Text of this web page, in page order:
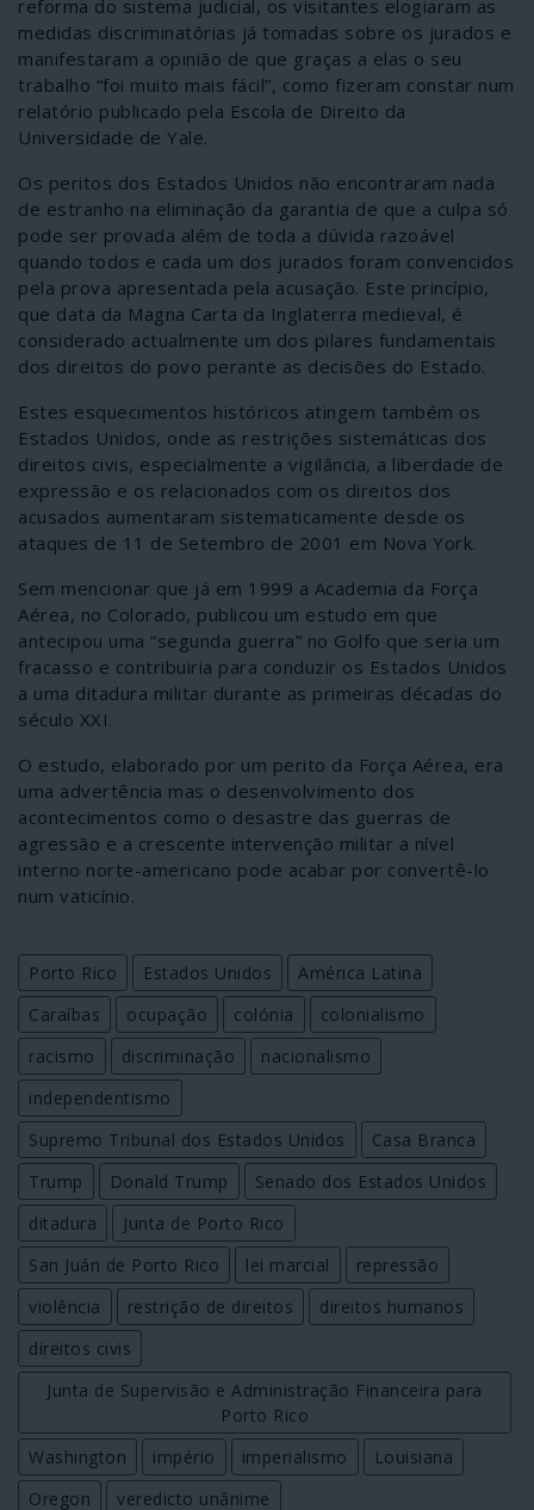
reforma do sistema judicial, os visitantes elogiaram as
medidas discriminatórias já tomadas sobre os jurados e
manifestaram a opinião de que graças a elas o seu
trabalho “foi muito mais fácil”, como fizeram constar num
relatório publicado pela Escola de Direito da
Universidade de Yale.
Os peritos dos Estados Unidos não encontraram nada
de estranho na eliminação da garantia de que a culpa só
pode ser provada além de toda a dúvida razoável
quando todos e cada um dos jurados foram convencidos
pela prova apresentada pela acusação. Este princípio,
que data da Magna Carta da Inglaterra medieval, é
considerado actualmente um dos pilares fundamentais
dos direitos do povo perante as decisões do Estado.
Estes esquecimentos históricos atingem também os
Estados Unidos, onde as restrições sistemáticas dos
direitos civis, especialmente a vigilância, a liberdade de
expressão e os relacionados com os direitos dos
acusados aumentaram sistematicamente desde os
ataques de 11 de Setembro de 2001 em Nova York.
Sem mencionar que já em 1999 a Academia da Força
Aérea, no Colorado, publicou um estudo em que
antecipou uma “segunda guerra” no Golfo que seria um
fracasso e contribuiria para conduzir os Estados Unidos
a uma ditadura militar durante as primeiras décadas do
século XXI.
O estudo, elaborado por um perito da Força Aérea, era
uma advertência mas o desenvolvimento dos
acontecimentos como o desastre das guerras de
agressão e a crescente intervenção militar a nível
interno norte-americano pode acabar por convertê-lo
num vaticínio.
Porto Rico Estados Unidos
América Latina
Caraíbas
ocupação colónia
colonialismo
racismo
discriminação
nacionalismo
independentismo
Supremo Tribunal dos Estados Unidos
Casa Branca
Trump
Donald Trump
Senado dos Estados Unidos
ditadura
Junta de Porto Rico
San Juán de Porto Rico
lei marcial
repressão
violência
restrição de direitos
direitos humanos
direitos civis
Junta de Supervisão e Administração Financeira para
Porto Rico
Washington
império imperialismo
Louisiana
Oregon
veredicto unânime